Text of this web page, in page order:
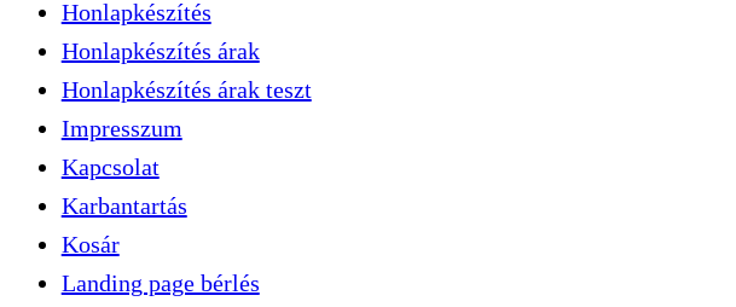
Honlapkészítés
Honlapkészítés árak
Honlapkészítés árak teszt
Impresszum
Kapcsolat
Karbantartás
Kosár
Landing page bérlés